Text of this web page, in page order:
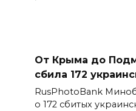
От Крыма до
сбила 172
RusPhotoBank
о 172 сбитых